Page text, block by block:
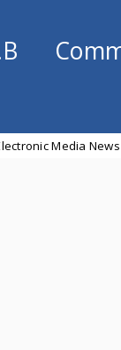
Media